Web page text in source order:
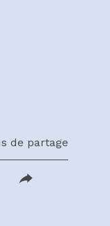
de partage